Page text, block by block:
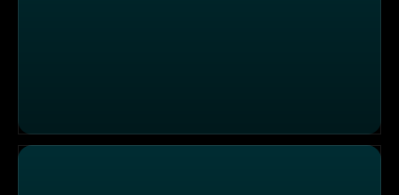
Janina, Julia, Jörg